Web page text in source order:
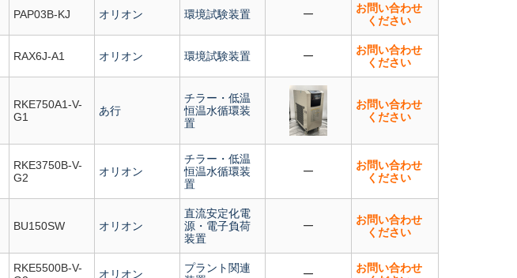
PAP03B-KJ オリオン 環境試験装置
お問い合わせ
ください
RAX6J-A1 オリオン 環境試験装置
お問い合わせ
ください
RKE750A1-V-
G1
あ行
チラー・低温
恒温水循環装
置
お問い合わせ
ください
RKE3750B-V-
G2
オリオン
チラー・低温
恒温水循環装
置
お問い合わせ
ください
BU150SW オリオン
直流安定化電
源・電子負荷
装置
お問い合わせ
ください
RKE5500B-V-
オリオン
プラント関連
お問い合わせ